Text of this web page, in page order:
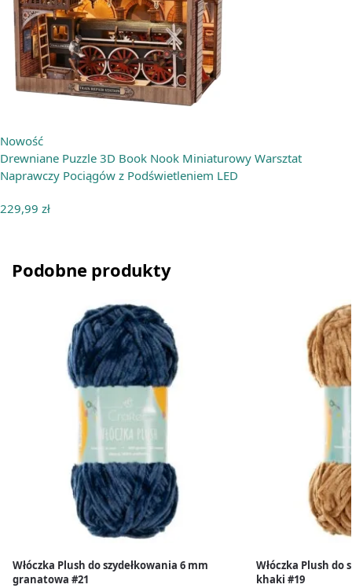
Nowość
Drewniane Puzzle 3D Book Nook Miniaturowy Warsztat
Naprawczy Pociągów z Podświetleniem LED
229,99 zł
Podobne produkty
Włóczka Plush do szydełkowania 6 mm
granatowa #21
Włóczka Plush do
khaki #19